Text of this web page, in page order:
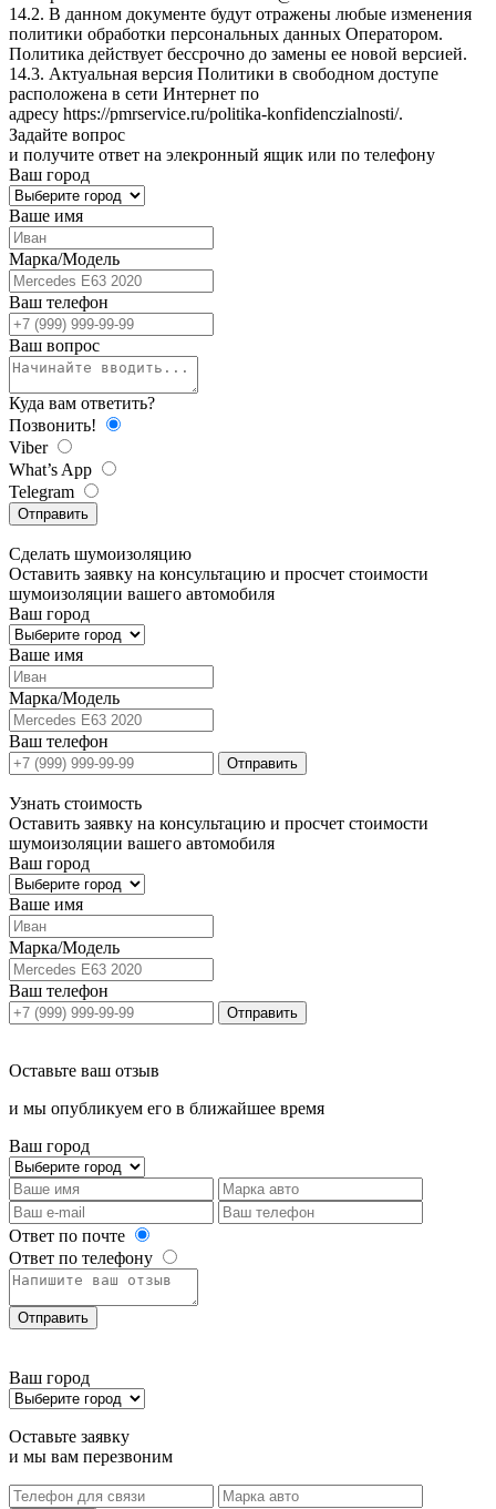
14.2. В данном документе будут отражены любые изменения
политики обработки персональных данных Оператором.
Политика действует бессрочно до замены ее новой версией.
14.3. Актуальная версия Политики в свободном доступе
расположена в сети Интернет по
адресу https://pmrservice.ru/politika-konfidenczialnosti/.
Задайте вопрос
и получите ответ на элекронный ящик или по телефону
Ваш город
Ваше имя
Марка/Модель
Ваш телефон
Ваш вопрос
Куда вам ответить?
Позвонить!
Viber
What’s App
Telegram
Отправить
Сделать шумоизоляцию
Оставить заявку на консультацию и просчет стоимости
шумоизоляции вашего автомобиля
Ваш город
Ваше имя
Марка/Модель
Ваш телефон
Отправить
Узнать стоимость
Оставить заявку на консультацию и просчет стоимости
шумоизоляции вашего автомобиля
Ваш город
Ваше имя
Марка/Модель
Ваш телефон
Отправить
Оставьте ваш отзыв
и мы опубликуем его в ближайшее время
Ваш город
Ответ по почте
Ответ по телефону
Отправить
Ваш город
Оставьте заявку
и мы вам перезвоним